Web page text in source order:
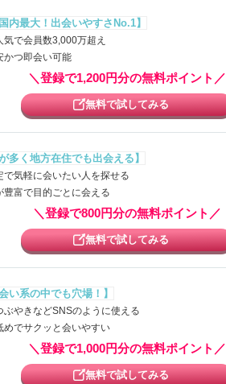
内最大！出会いやすさNo.1】
気で会員数3,000万超え
かつ即会い可能
＼登録で1,200円分の無料ポイント／
無料で試してみる
多く地方在住でも出会える】
で気軽に会いたい人を探せる
豊富で目的ごとに会える
＼登録で800円分の無料ポイント／
無料で試してみる
い系の中でも穴場！】
ぶやきなどSNSのように使える
めでサクッと会いやすい
＼登録で1,000円分の無料ポイント／
無料で試してみる